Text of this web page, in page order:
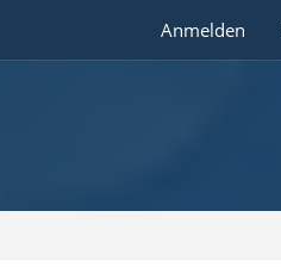
Anmelden